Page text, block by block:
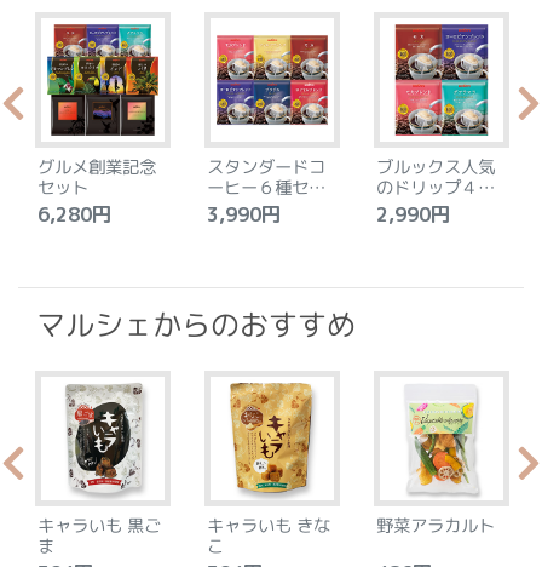
グルメ創業記念
セット
6,280円
スタンダードコ
ーヒー６種セッ
ト
3,990円
ブルックス人気
のドリップ４種
セット
2,990円
マルシェからのおすすめ
キャラいも 黒ご
ま
キャラいも きな
こ
野菜アラカルト